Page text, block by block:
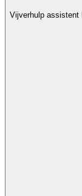
Vijverhulp assistent